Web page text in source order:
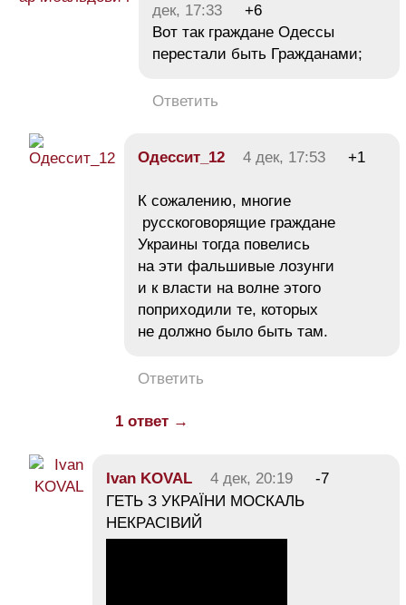
дек, 17:33
+6
Вот так граждане Одессы
перестали быть Гражданами;
Ответить
Одессит_12 4 дек, 17:53 +1
К сожалению, многие
русскоговорящие граждане
Украины тогда повелись
на эти фальшивые лозунги
и к власти на волне этого
поприходили те, которых
не должно было быть там.
Ответить
1 ответ →
Ivan KOVAL 4 дек, 20:19
-7
ГЕТЬ З УКРАЇНИ МОСКАЛЬ
НЕКРАСІВИЙ